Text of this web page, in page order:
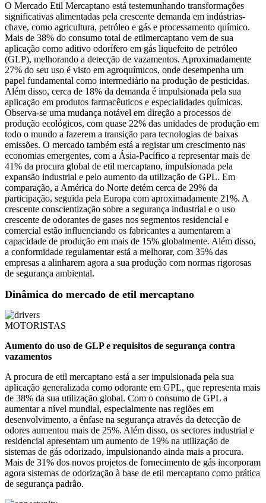
O Mercado Etil Mercaptano está testemunhando transformações
significativas alimentadas pela crescente demanda em indústrias-
chave, como agricultura, petróleo e gás e processamento químico.
Mais de 38% do consumo total de etilmercaptano vem de sua
aplicação como aditivo odorífero em gás liquefeito de petróleo
(GLP), melhorando a detecção de vazamentos. Aproximadamente
27% do seu uso é visto em agroquímicos, onde desempenha um
papel fundamental como intermediário na produção de pesticidas.
Além disso, cerca de 18% da demanda é impulsionada pela sua
aplicação em produtos farmacêuticos e especialidades químicas.
Observa-se uma mudança notável em direção a processos de
produção ecológicos, com quase 22% das unidades de produção em
todo o mundo a fazerem a transição para tecnologias de baixas
emissões. O mercado também está a registar um crescimento nas
economias emergentes, com a Ásia-Pacífico a representar mais de
41% da procura global de etil mercaptano, impulsionada pela
expansão industrial e pelo aumento da utilização de GPL. Em
comparação, a América do Norte detém cerca de 29% da
participação, seguida pela Europa com aproximadamente 21%. A
crescente conscientização sobre a segurança industrial e o uso
crescente de odorantes de gases nos segmentos residencial e
comercial estão influenciando os fabricantes a aumentarem a
capacidade de produção em mais de 15% globalmente. Além disso,
a conformidade regulamentar está a melhorar, com 35% das
empresas a alinharem agora a sua produção com normas rigorosas
de segurança ambiental.
Dinâmica do mercado de etil mercaptano
MOTORISTAS
Aumento do uso de GLP e requisitos de segurança contra
vazamentos
A procura de etil mercaptano está a ser impulsionada pela sua
aplicação generalizada como odorante em GPL, que representa mais
de 38% da sua utilização global. Com o consumo de GPL a
aumentar a nível mundial, especialmente nas regiões em
desenvolvimento, a ênfase na segurança através da detecção de
odores aumentou mais de 25%. Além disso, os sectores industrial e
residencial apresentam um aumento de 19% na utilização de
sistemas de gás odorizado, impulsionando ainda mais a procura.
Mais de 31% dos novos projetos de fornecimento de gás incorporam
agora sistemas de odorização à base de etil mercaptano como prática
de segurança padrão.